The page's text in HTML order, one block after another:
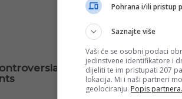
Pohrana i/ili pristup
Saznajte više
Vaši će se osobni podaci
jedinstvene identifikatore i
dijeliti te im pristupati 207
lokacija. Mi i naši partneri
geolociranju. Popis partnera.